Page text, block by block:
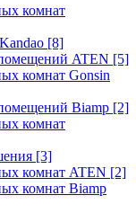
комнат
[8]
ATEN [5]
комнат Gonsin
Biamp [2]
комнат
[3]
комнат ATEN [2]
комнат Biamp